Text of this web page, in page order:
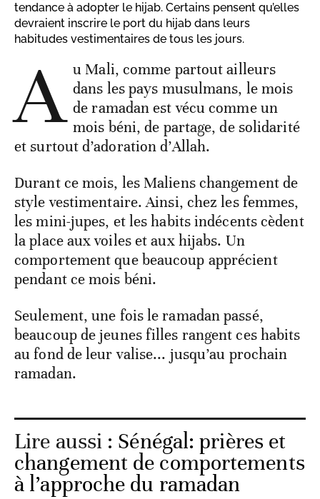
tendance à adopter le hijab. Certains pensent qu’elles
devraient inscrire le port du hijab dans leurs
habitudes vestimentaires de tous les jours.
A u Mali, comme partout ailleurs
dans les pays musulmans, le mois
de ramadan est vécu comme un
mois béni, de partage, de solidarité
et surtout d’adoration d’Allah.
Durant ce mois, les Maliens changement de
style vestimentaire. Ainsi, chez les femmes,
les mini-jupes, et les habits indécents cèdent
la place aux voiles et aux hijabs. Un
comportement que beaucoup apprécient
pendant ce mois béni.
Seulement, une fois le ramadan passé,
beaucoup de jeunes filles rangent ces habits
au fond de leur valise... jusqu’au prochain
ramadan.
Lire aussi : Sénégal: prières et
changement de comportements
à l’approche du ramadan